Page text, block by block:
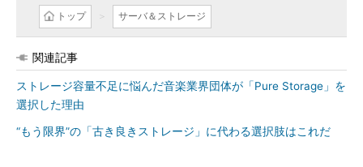
トップ サーバ＆ストレージ
関連記事
ストレージ容量不足に悩んだ音楽業界団体が「Pure Storage」を
選択した理由
“もう限界”の「古き良きストレージ」に代わる選択肢はこれだ